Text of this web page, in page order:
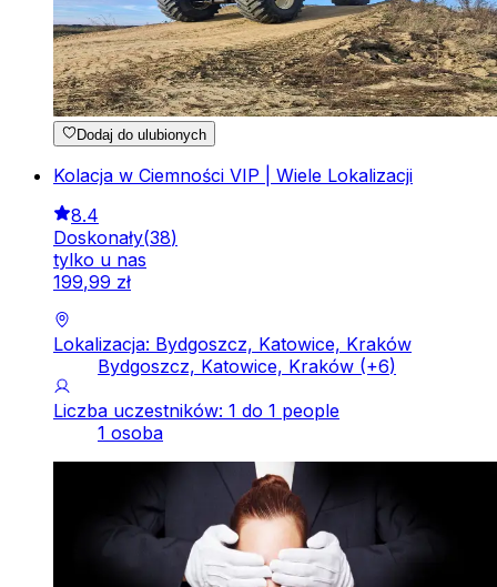
Dodaj do ulubionych
Kolacja w Ciemności VIP | Wiele Lokalizacji
8.4
Doskonały(38)
tylko u nas
199,99 zł
Lokalizacja: Bydgoszcz, Katowice, Kraków
Bydgoszcz, Katowice, Kraków (+6)
Liczba uczestników: 1 do 1 people
1 osoba